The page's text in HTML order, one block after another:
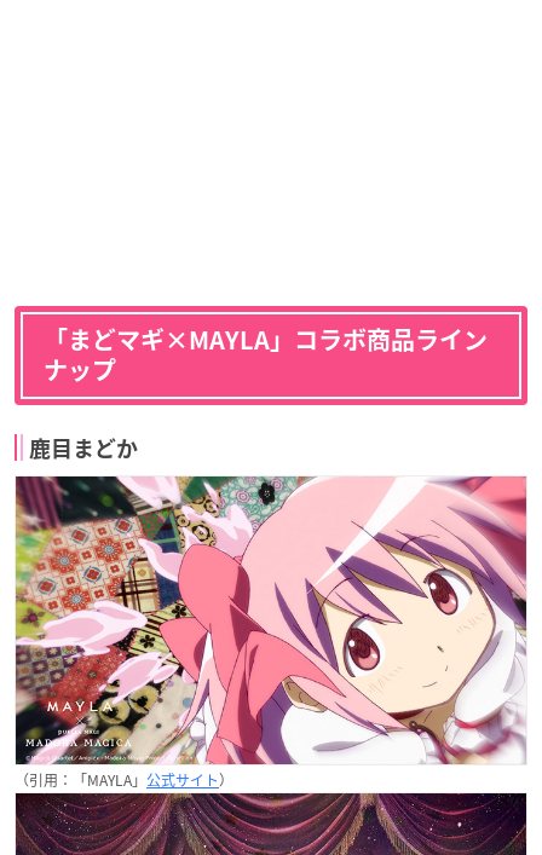
「まどマギ×MAYLA」コラボ商品ライン
ナップ
鹿目まどか
（引用：「MAYLA」 公式サイト）